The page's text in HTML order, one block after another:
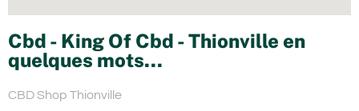
Cbd - King Of Cbd - Thionville en
quelques mots...
CBD Shop Thionville